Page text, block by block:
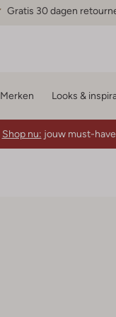
Gratis 30 dagen
Merken Looks &
Shop nu: jouw must-